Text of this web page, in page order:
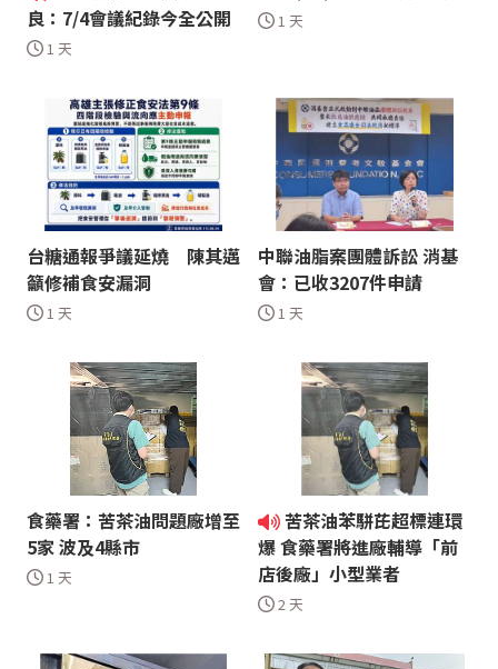
良：7/4會議紀錄今全公開
1 天
1 天
台糖通報爭議延燒 陳其邁
籲修補食安漏洞
1 天
中聯油脂案團體訴訟 消基
會：已收3207件申請
1 天
食藥署：苦茶油問題廠增至
5家 波及4縣市
1 天
苦茶油苯駢芘超標連環
爆 食藥署將進廠輔導「前
店後廠」小型業者
2 天